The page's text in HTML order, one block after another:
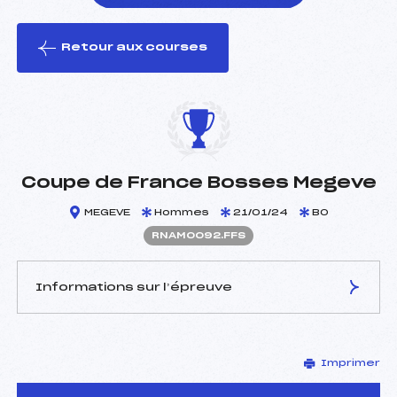
le ski
Retour aux courses
Coupe de France Bosses Megeve
MEGEVE Hommes 21/01/24 BO
RNAM0092.FFS
Informations sur l’épreuve
–
Arbitre :
–
Imprimer